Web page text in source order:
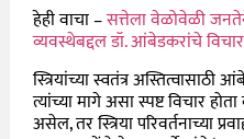
हेही वाचा –सत्तेला वेळोवेळी
व्यवस्थेबद्दल डॉ. आंबेडकरांचे विचार
स्त्रियांच्या स्वतंत्र
त्यांच्या मागे असा स्पष्ट विचार
असेल, तर स्त्रिया परिवर्तनाच्या